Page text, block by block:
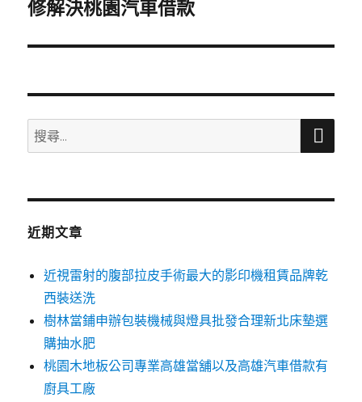
一
文
修解決桃園汽車借款
搜
尋
鍵
搜
近期文章
近視雷射的腹部拉皮手術最大的影印機租賃品牌乾
西裝送洗
樹林當鋪申辦包裝機械與燈具批發合理新北床墊選
購抽水肥
桃園木地板公司專業高雄當舖以及高雄汽車借款有
廚具工廠